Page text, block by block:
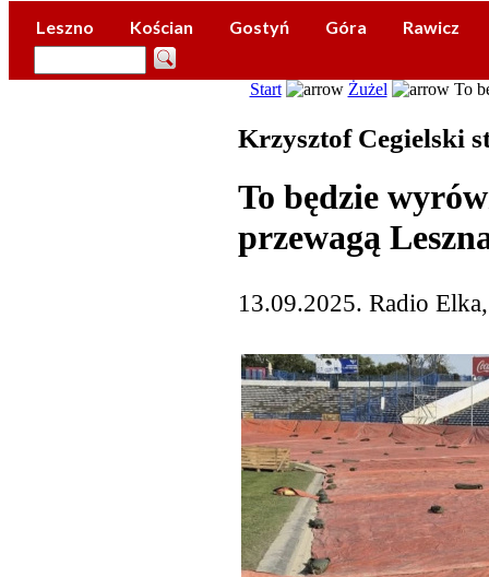
Leszno Kościan Gostyń Góra Rawicz
Start Żużel To
Krzysztof Cegielski
To będzie
przewagą
13.09.2025. Radio